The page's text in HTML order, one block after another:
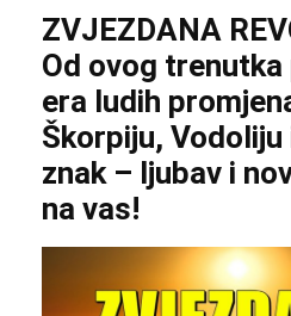
ZVJEZDANA
Od ovog
era ludih
Škorpiju, Vodoliju
znak – ljubav i
na vas!